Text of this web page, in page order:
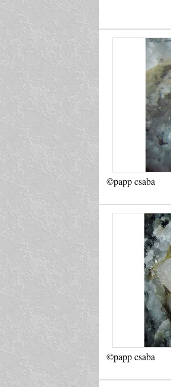
©papp csaba
©papp csaba